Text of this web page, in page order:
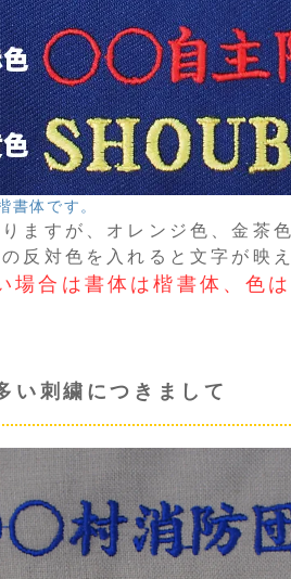
書体です。
ますが、オレンジ色、金茶
反対色を入れると文字が映え
場合は書体は楷書体、色
い刺繍につきまして